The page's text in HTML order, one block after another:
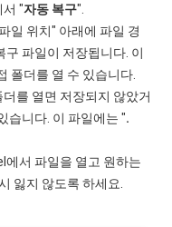
서 "자동 복구".
일 위치" 아래에 파일 경
구 파일이 저장됩니다. 이
폴더를 열 수 있습니다.
를 열면 저장되지 않았거
습니다. 이 파일에는 ".
에서 파일을 열고 원하는
잃지 않도록 하세요.